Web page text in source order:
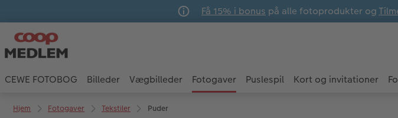
Få 15% i bonus på alle fotoprodukter og
CEWE FOTOBOG Billeder Vægbilleder Fotogaver Puslespil Kort og invitationer
Hjem Fotogaver Tekstiler Puder